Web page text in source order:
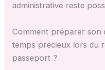
administrative reste
Comment préparer son
temps précieux lors du
passeport ?